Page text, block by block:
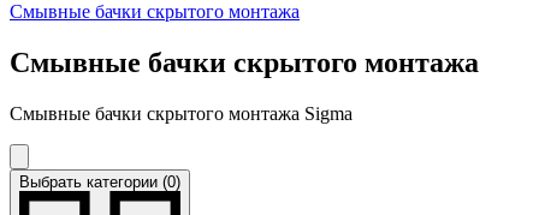
Смывные бачки скрытого монтажа
Смывные бачки скрытого монтажа
Смывные бачки скрытого монтажа Sigma
Выбрать категории (0)